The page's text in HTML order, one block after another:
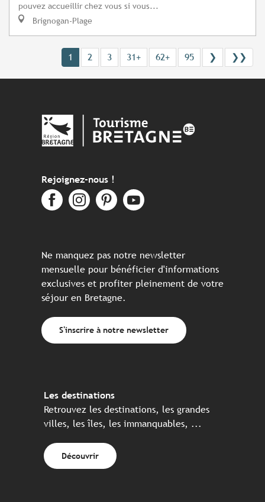
pouvez accueillir chez vous si vous...
Brignogan-Plage
1 2 3 31+ 62+ 95 ❯ ❯❯
Rejoignez-nous !
Ne manquez pas notre newsletter
mensuelle pour bénéficier d'informations
exclusives et profiter pleinement de votre
séjour en Bretagne.
S'inscrire à notre newsletter
Les destinations
Retrouvez les destinations, les grandes
villes, les îles, les immanquables, ...
Découvrir